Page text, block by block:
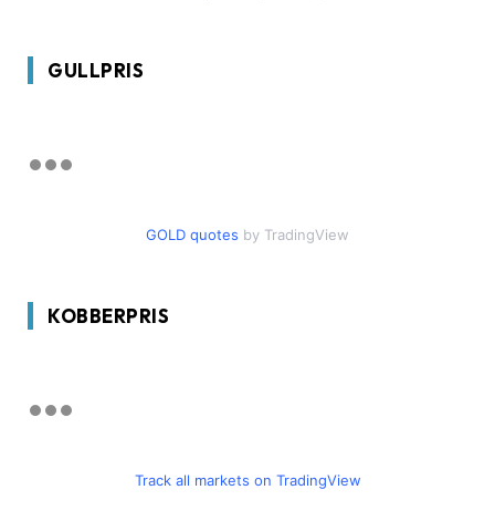
GULLPRIS
GOLD quotes by TradingView
KOBBERPRIS
Track all markets on TradingView